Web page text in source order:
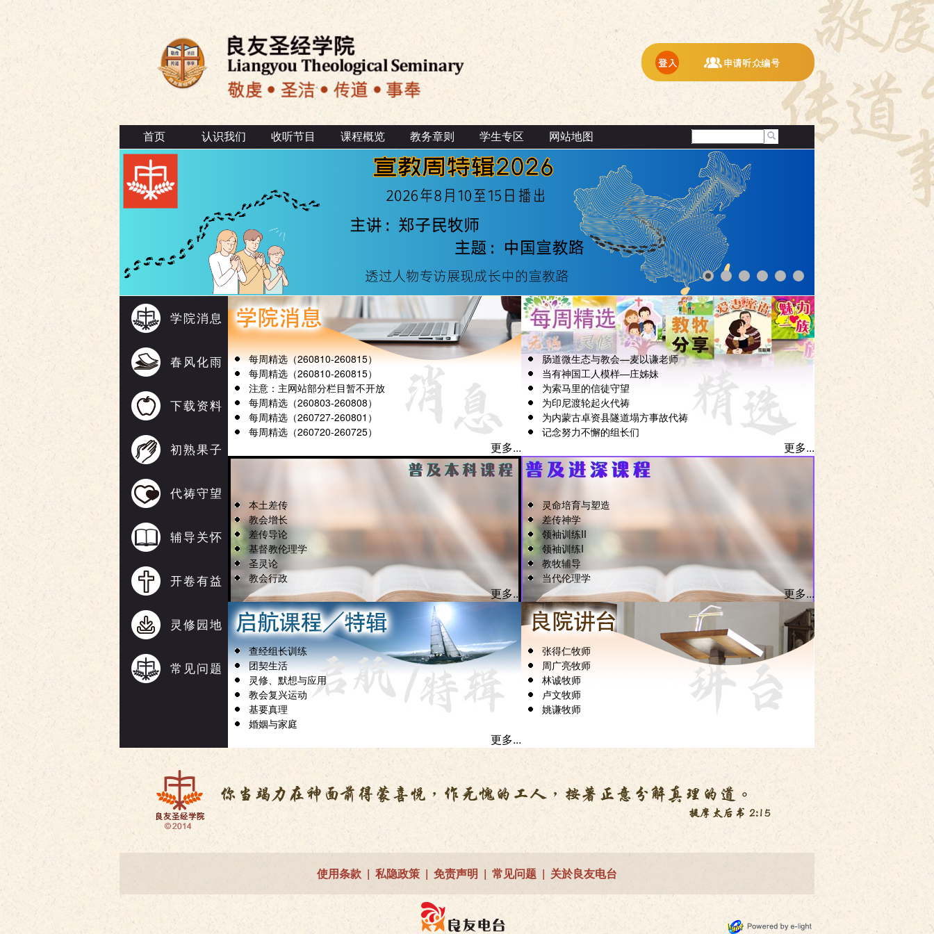
首页 认识我们 收听节目 课程概览 教务章则 学生专区 网站地图
学院消息
春风化雨
下载资料
初熟果子
代祷守望
辅导关怀
开卷有益
灵修园地
常见问题
每周精选（260810-260815）
每周精选（260810-260815）
注意：主网站部分栏目暂不开放
每周精选（260803-260808）
每周精选（260727-260801）
每周精选（260720-260725）
更多...
肠道微生态与教会—麦以谦老师
当有神国工人模样—庄姊妹
为索马里的信徒守望
为印尼渡轮起火代祷
为内蒙古卓资县隧道塌方事故代祷
记念努力不懈的组长们
更多...
本土差传
教会增长
差传导论
基督教伦理学
圣灵论
教会行政
更多...
灵命培育与塑造
差传神学
领袖训练II
领袖训练I
教牧辅导
当代伦理学
更多...
查经组长训练
团契生活
灵修、默想与应用
教会复兴运动
基要真理
婚姻与家庭
更多...
张得仁牧师
周广亮牧师
林诚牧师
卢文牧师
姚谦牧师
使用条款 | 私隐政策 | 免责声明 | 常见问题 | 关於良友电台